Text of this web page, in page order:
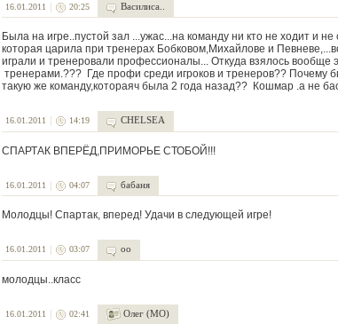
16.01.2011 20:25 Василиса..
Была на игре..пустой зал ...ужас...на команду ни кто не ходит и
которая царила при тренерах Бобковом,Михайлове и
играли и тренеровали профессионалы... Откуда взялось вообще
тренерами.??? Где профи среди игроков и тренеров?? Почему
такую же команду,котораяч была 2 года назад?? Кошмар .а не
16.01.2011 14:19 CHELSEA
СПАРТАК ВПЕРЁД,ПРИМОРЬЕ СТОБОЙ!!!
16.01.2011 04:07 бабаня
Молодцы! Спартак, вперед! Удачи в следующей игре!
16.01.2011 03:07 оо
молодцы..класс
16.01.2011 02:41 Олег (МО)